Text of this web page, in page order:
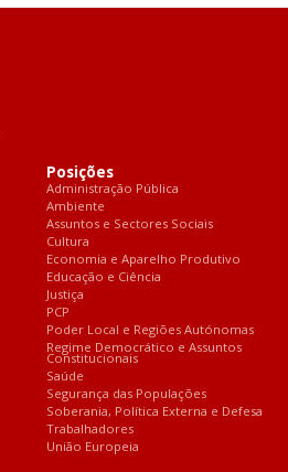
Posições
Administração Pública
Ambiente
Assuntos e Sectores Sociais
Cultura
Economia e Aparelho Produtivo
Educação e Ciência
Justiça
PCP
Poder Local e Regiões Autónomas
Regime Democrático e Assuntos
Constitucionais
Saúde
Segurança das Populações
Soberania, Política Externa e Defesa
Trabalhadores
União Europeia